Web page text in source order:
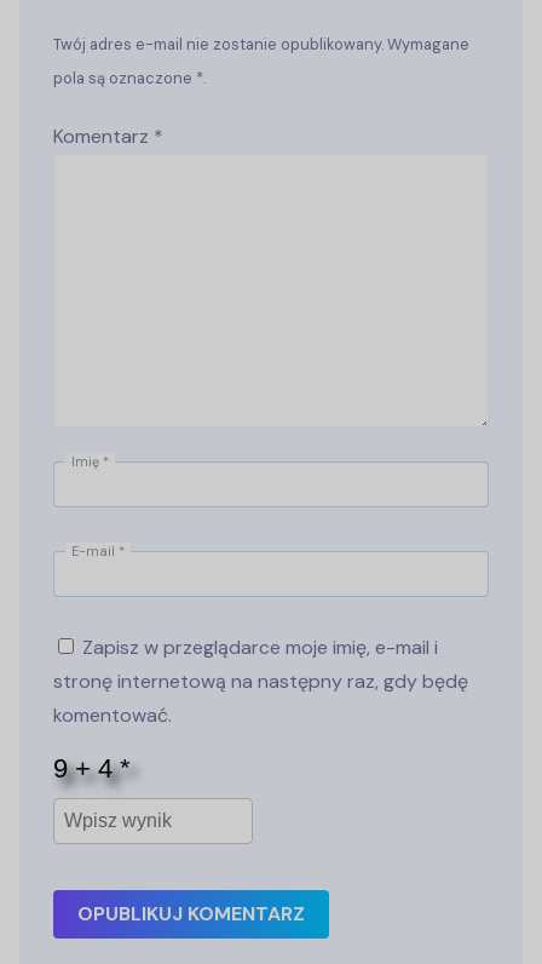
Twój adres e-mail nie zostanie opublikowany. Wymagane
pola są oznaczone *.
Komentarz *
Imię *
E-mail *
Zapisz w przeglądarce moje imię, e-mail i
stronę internetową na następny raz, gdy będę
komentować.
OPUBLIKUJ KOMENTARZ